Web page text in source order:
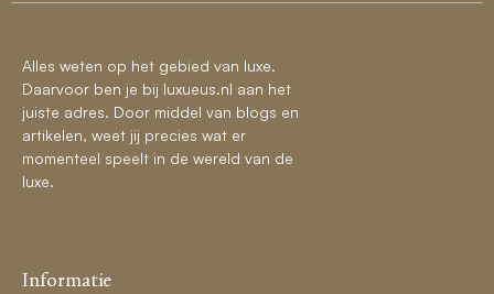
Alles weten op het gebied van luxe.
Daarvoor ben je bij luxueus.nl aan het
juiste adres. Door middel van blogs en
artikelen, weet jij precies wat er
momenteel speelt in de wereld van de
luxe.
Informatie